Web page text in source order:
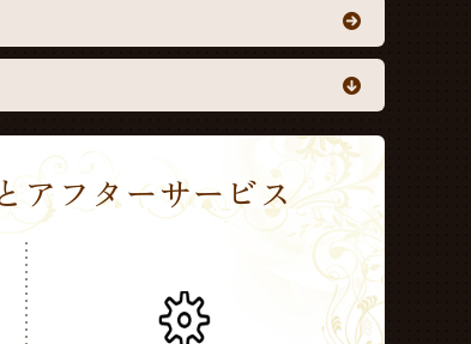
アフターサービス